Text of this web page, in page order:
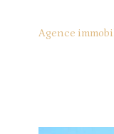
Agence